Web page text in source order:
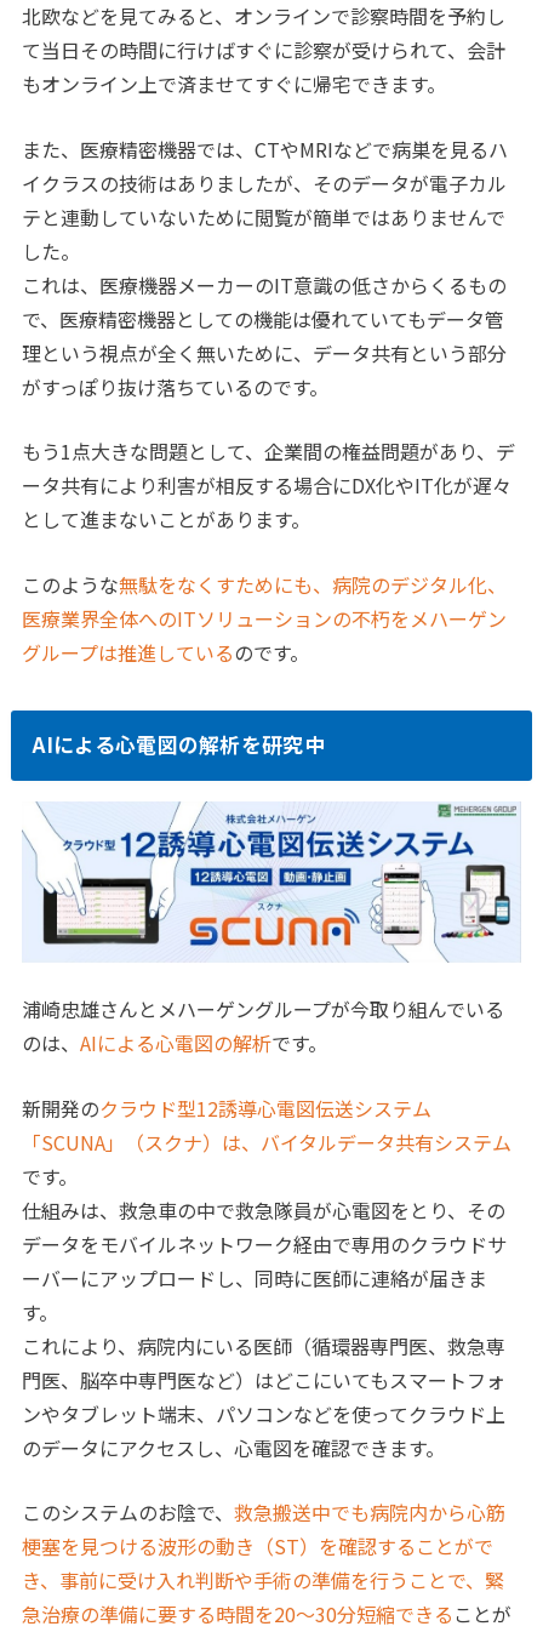
北欧などを見てみると、オンラインで診察時間を予約し
て当日その時間に行けばすぐに診察が受けられて、会計
もオンライン上で済ませてすぐに帰宅できます。
また、医療精密機器では、CTやMRIなどで病巣を見るハ
イクラスの技術はありましたが、そのデータが電子カル
テと連動していないために閲覧が簡単ではありませんで
した。
これは、医療機器メーカーのIT意識の低さからくるもの
で、医療精密機器としての機能は優れていてもデータ管
理という視点が全く無いために、データ共有という部分
がすっぽり抜け落ちているのです。
もう1点大きな問題として、企業間の権益問題があり、デ
ータ共有により利害が相反する場合にDX化やIT化が遅々
として進まないことがあります。
このような無駄をなくすためにも、病院のデジタル化、
医療業界全体へのITソリューションの不朽をメハーゲン
グループは推進しているのです。
AIによる心電図の解析を研究中
浦崎忠雄さんとメハーゲングループが今取り組んでいる
のは、 AIによる心電図の解析です。
新開発のクラウド型12誘導心電図伝送システム
「SCUNA」（スクナ）は、バイタルデータ共有システム
です。
仕組みは、救急車の中で救急隊員が心電図をとり、その
データをモバイルネットワーク経由で専用のクラウドサ
ーバーにアップロードし、同時に医師に連絡が届きま
す。
これにより、病院内にいる医師（循環器専門医、救急専
門医、脳卒中専門医など）はどこにいてもスマートフォ
ンやタブレット端末、パソコンなどを使ってクラウド上
のデータにアクセスし、心電図を確認できます。
このシステムのお陰で、 救急搬送中でも病院内から心筋
梗塞を見つける波形の動き（ST）を確認することがで
き、事前に受け入れ判断や手術の準備を行うことで、緊
急治療の準備に要する時間を20～30分短縮できる ことが